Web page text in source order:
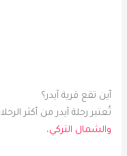
أين تقع قرية آيدر؟
تُعتبر رحلة آيدر من أكثر
والشمال التركي،